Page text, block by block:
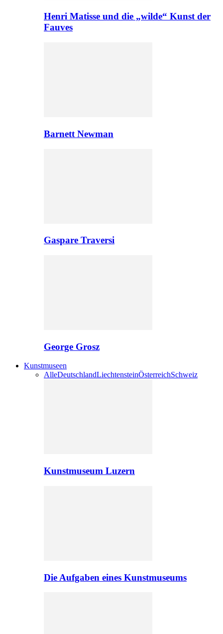
Henri Matisse und die „wilde“ Kunst der
Fauves
Barnett Newman
Gaspare Traversi
George Grosz
Kunstmuseen
AlleDeutschlandLiechtensteinÖsterreichSchweiz
Kunstmuseum Luzern
Die Aufgaben eines Kunstmuseums